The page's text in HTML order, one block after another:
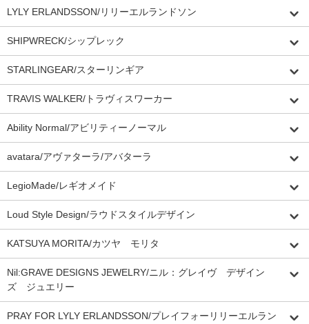
LYLY ERLANDSSON/リリーエルランドソン
SHIPWRECK/シップレック
STARLINGEAR/スターリンギア
TRAVIS WALKER/トラヴィスワーカー
Ability Normal/アビリティーノーマル
avatara/アヴァターラ/アバターラ
LegioMade/レギオメイド
Loud Style Design/ラウドスタイルデザイン
KATSUYA MORITA/カツヤ モリタ
Nil:GRAVE DESIGNS JEWELRY/ニル：グレイヴ デザイン
ズ ジュエリー
PRAY FOR LYLY ERLANDSSON/プレイフォーリリーエルラン